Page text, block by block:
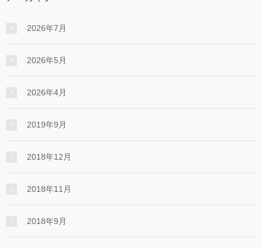
2026年7月
2026年5月
2026年4月
2019年9月
2018年12月
2018年11月
2018年9月